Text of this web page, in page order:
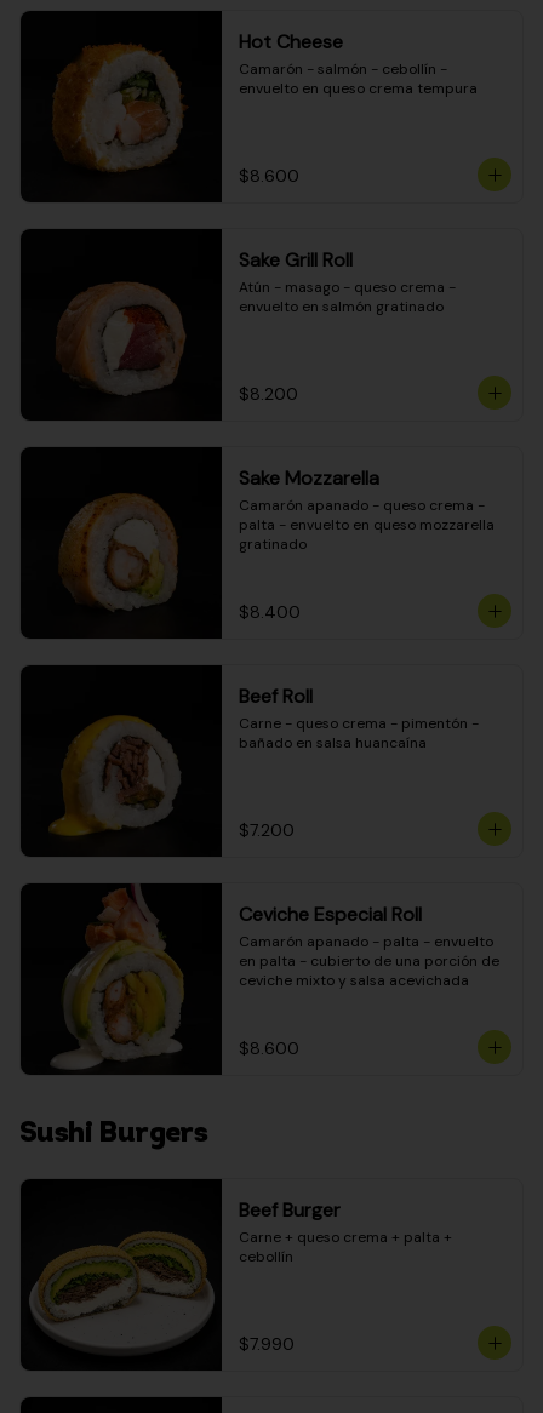
Hot Cheese
Camarón - salmón - cebollín -
envuelto en queso crema tempura
$8.600
Sake Grill Roll
Atún - masago - queso crema -
envuelto en salmón gratinado
$8.200
Sake Mozzarella
Camarón apanado - queso crema -
palta - envuelto en queso mozzarella
gratinado
$8.400
Beef Roll
Carne - queso crema - pimentón -
bañado en salsa huancaína
$7.200
Ceviche Especial Roll
Camarón apanado - palta - envuelto
en palta - cubierto de una porción de
ceviche mixto y salsa acevichada
$8.600
Sushi Burgers
Beef Burger
Carne + queso crema + palta +
cebollín
$7.990